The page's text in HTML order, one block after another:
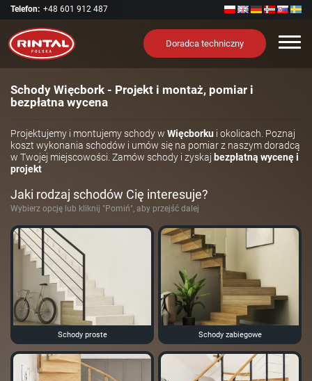
Telefon: +48 601 912 487
Doradca techniczny
Schody Więcbork - Projekt i montaż, pomiar i
bezpłatna wycena
Projektujemy i montujemy schody w Więcborku i okolicach. Poznaj
koszt wykonania schodów i umów się na pomiar z naszym doradcą
w Twojej miejscowości. Zamów schody i zyskaj bezpłatną wycenę i
projekt
Jaki rodzaj schodów Cię interesuje?
Wybierz opcję lub kliknij "Pomiń", aby przejść dalej
Schody proste Schody zabiegowe